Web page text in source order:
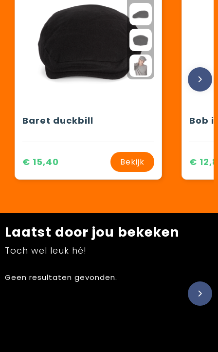
Baret duckbill
€ 15,40 Bekijk €
Laatst door jou bekeken
Toch wel leuk hé!
Geen resultaten gevonden.